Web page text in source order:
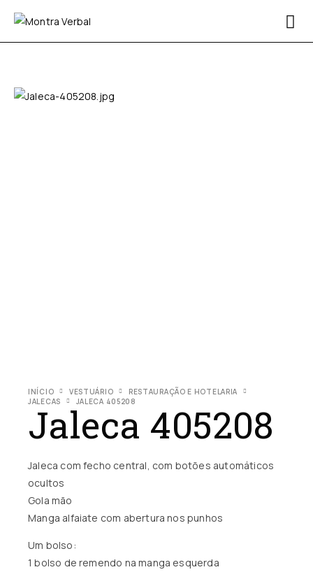
INÍCIO VESTUÁRIO
RESTAURAÇÃO E HOTELARIA
JALECAS
JALECA 405208
Jaleca 405208
Jaleca com fecho central, com botões automáticos
ocultos
Gola mão
Manga alfaiate com abertura nos punhos
Um bolso:
1 bolso de remendo na manga esquerda